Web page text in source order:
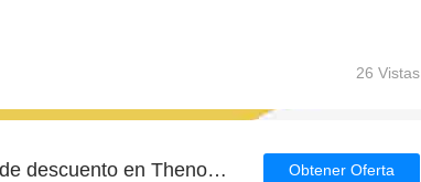
26 Vistas
Gran descuento con 36% de descuento en Thenorthface Obtener Oferta